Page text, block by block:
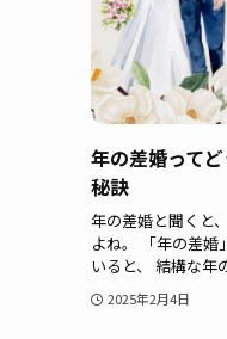
年の差婚って
秘訣
年の差婚と聞くと
よね。 「年の差婚
いると、 結構な年
2025年2月4日